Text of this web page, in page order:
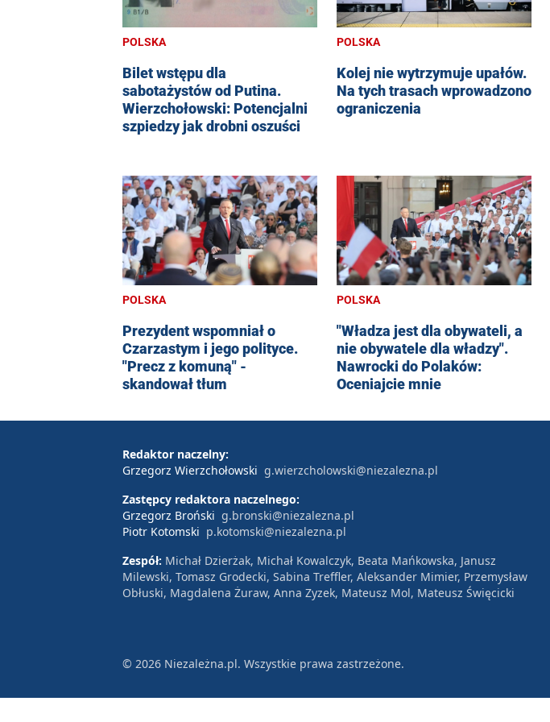
POLSKA
Bilet wstępu dla
sabotażystów od Putina.
Wierzchołowski: Potencjalni
szpiedzy jak drobni oszuści
POLSKA
Kolej nie wytrzymuje upałów.
Na tych trasach wprowadzono
ograniczenia
POLSKA
Prezydent wspomniał o
Czarzastym i jego polityce.
"Precz z komuną" -
skandował tłum
POLSKA
"Władza jest dla obywateli, a
nie obywatele dla władzy".
Nawrocki do Polaków:
Oceniajcie mnie
Redaktor naczelny:
Grzegorz Wierzchołowski g.wierzcholowski@niezalezna.pl
Zastępcy redaktora naczelnego:
Grzegorz Broński g.bronski@niezalezna.pl
Piotr Kotomski p.kotomski@niezalezna.pl
Zespół: Michał Dzierżak, Michał Kowalczyk, Beata Mańkowska, Janusz
Milewski, Tomasz Grodecki, Sabina Treffler, Aleksander Mimier, Przemysław
Obłuski, Magdalena Żuraw, Anna Zyzek, Mateusz Mol, Mateusz Święcicki
© 2026 Niezależna.pl. Wszystkie prawa zastrzeżone.